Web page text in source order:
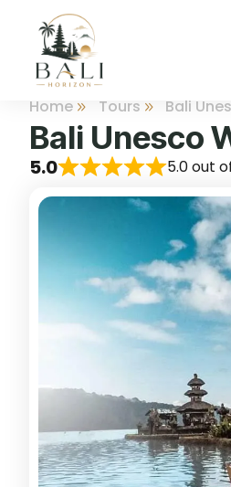
Home Tours Bali
Bali Unesco
5.0 5.0 out